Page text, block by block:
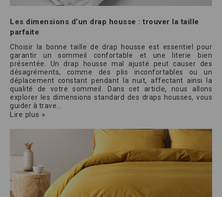
Les dimensions d’un drap housse : trouver la taille
parfaite
Choisir la bonne taille de drap housse est essentiel pour
garantir un sommeil confortable et une literie bien
présentée. Un drap housse mal ajusté peut causer des
désagréments, comme des plis inconfortables ou un
déplacement constant pendant la nuit, affectant ainsi la
qualité de votre sommeil. Dans cet article, nous allons
explorer les dimensions standard des draps housses, vous
guider à trave...
Lire plus »